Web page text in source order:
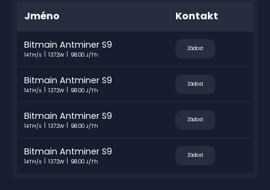
Jméno Kontakt
Bitmain Antminer S9
14TH/s 1372W 98.00 J/Th
Žádost
Bitmain Antminer S9
14TH/s 1372W 98.00 J/Th
Žádost
Bitmain Antminer S9
14TH/s 1372W 98.00 J/Th
Žádost
Bitmain Antminer S9
14TH/s 1372W 98.00 J/Th
Žádost